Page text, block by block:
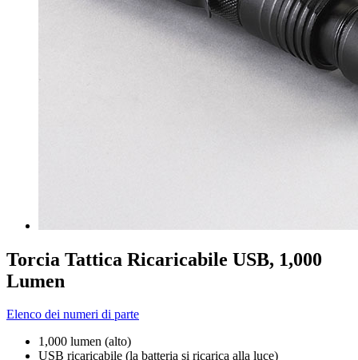
Torcia Tattica Ricaricabile USB, 1,000
Lumen
Elenco dei numeri di parte
1,000 lumen (alto)
USB ricaricabile (la batteria si ricarica alla luce)